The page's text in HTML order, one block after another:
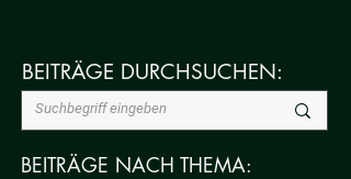
BEITRÄGE DURCHSUCHEN:
BEITRÄGE NACH THEMA: